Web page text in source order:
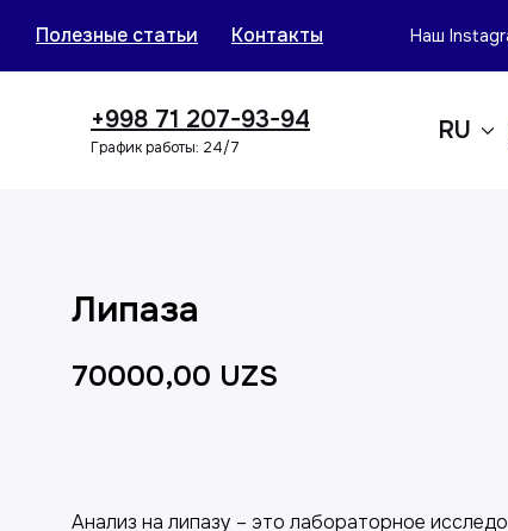
Полезные статьи Наш
Контакты
RU
График работы: 24/7
+998 71 207-93-94
Липаза
70000,00 UZS
Анализ на липазу – это лабораторное